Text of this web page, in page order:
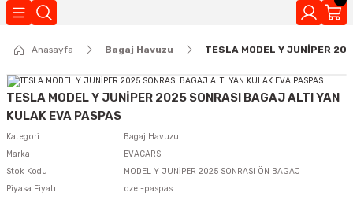
Anasayfa Bagaj Havuzu TESLA MODEL Y JUNİPER
TESLA MODEL Y JUNİPER 2025 SONRASI BAGAJ ALTI YAN
KULAK EVA PASPAS
Kategori
Bagaj Havuzu
Marka
EVACARS
Stok Kodu
MODEL Y JUNİPER 2025 SONRASI ÖN BAGAJ
Piyasa Fiyatı
ozel-paspas